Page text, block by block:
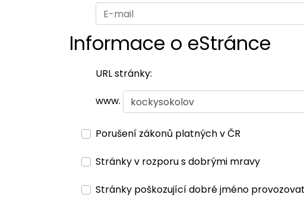
Informace o eStránce
URL stránky:
www.
Porušení zákonů platných v ČR
Stránky v rozporu s dobrými mravy
Stránky poškozující dobré jméno